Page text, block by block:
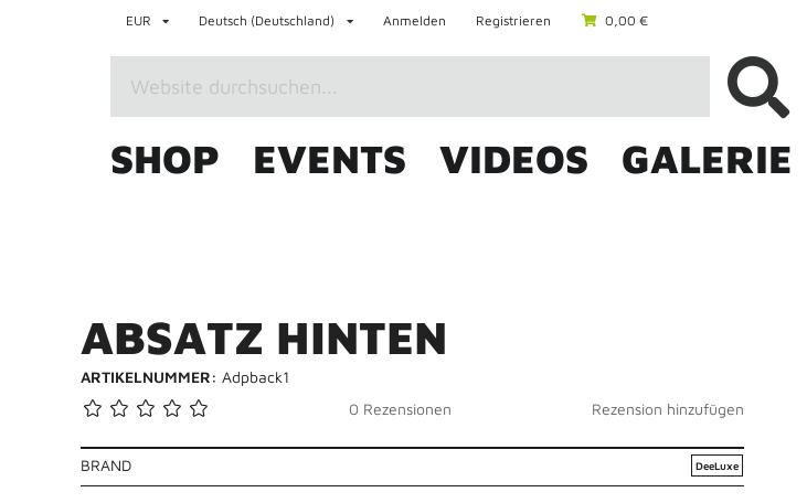
EUR Deutsch (Deutschland) Anmelden Registrieren 0,00 €
SHOP EVENTS VIDEOS GALERIE
ABSATZ HINTEN
ARTIKELNUMMER: Adpback1
0 Rezensionen
Rezension hinzufügen
BRAND DeeLuxe